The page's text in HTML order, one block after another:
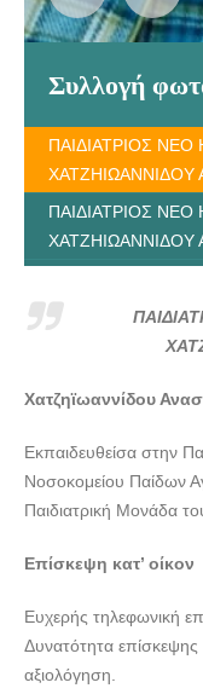
Συλλογή
ΠΑΙΔΙΑΤΡΙΟΣ ΝΕΟ
ΧΑΤΖΗΙΩΑΝΝΙΔΟΥ
ΠΑΙΔΙΑΤΡΙΟΣ ΝΕΟ
ΧΑΤΖΗΙΩΑΝΝΙΔΟΥ
ΧΑΤΖΗΙΩΑΝΝΙΔΟΥ
ΠΑΙΔΙΑΤΡΙΟΣ
ΠΑΙΔΙΑΤΡΙΟΣ ΝΕΟ
ΠΑΙΔΙΑΤΡΙΟΣ ΝΕΟ
ΧΑΤΖΗΙΩΑΝΝΙΔΟΥ
ΧΑΤΖΗΙΩΑΝΝΙΔΟΥ
Χατζηϊωαννίδου
Εκπαιδευθείσα στην
Νοσοκομείου Παίδων
Παιδιατρική Μονάδα
Επίσκεψη κατ’ οίκον
Ευχερής τηλεφωνική
Δυνατότητα επίσκεψης
αξιολόγηση.